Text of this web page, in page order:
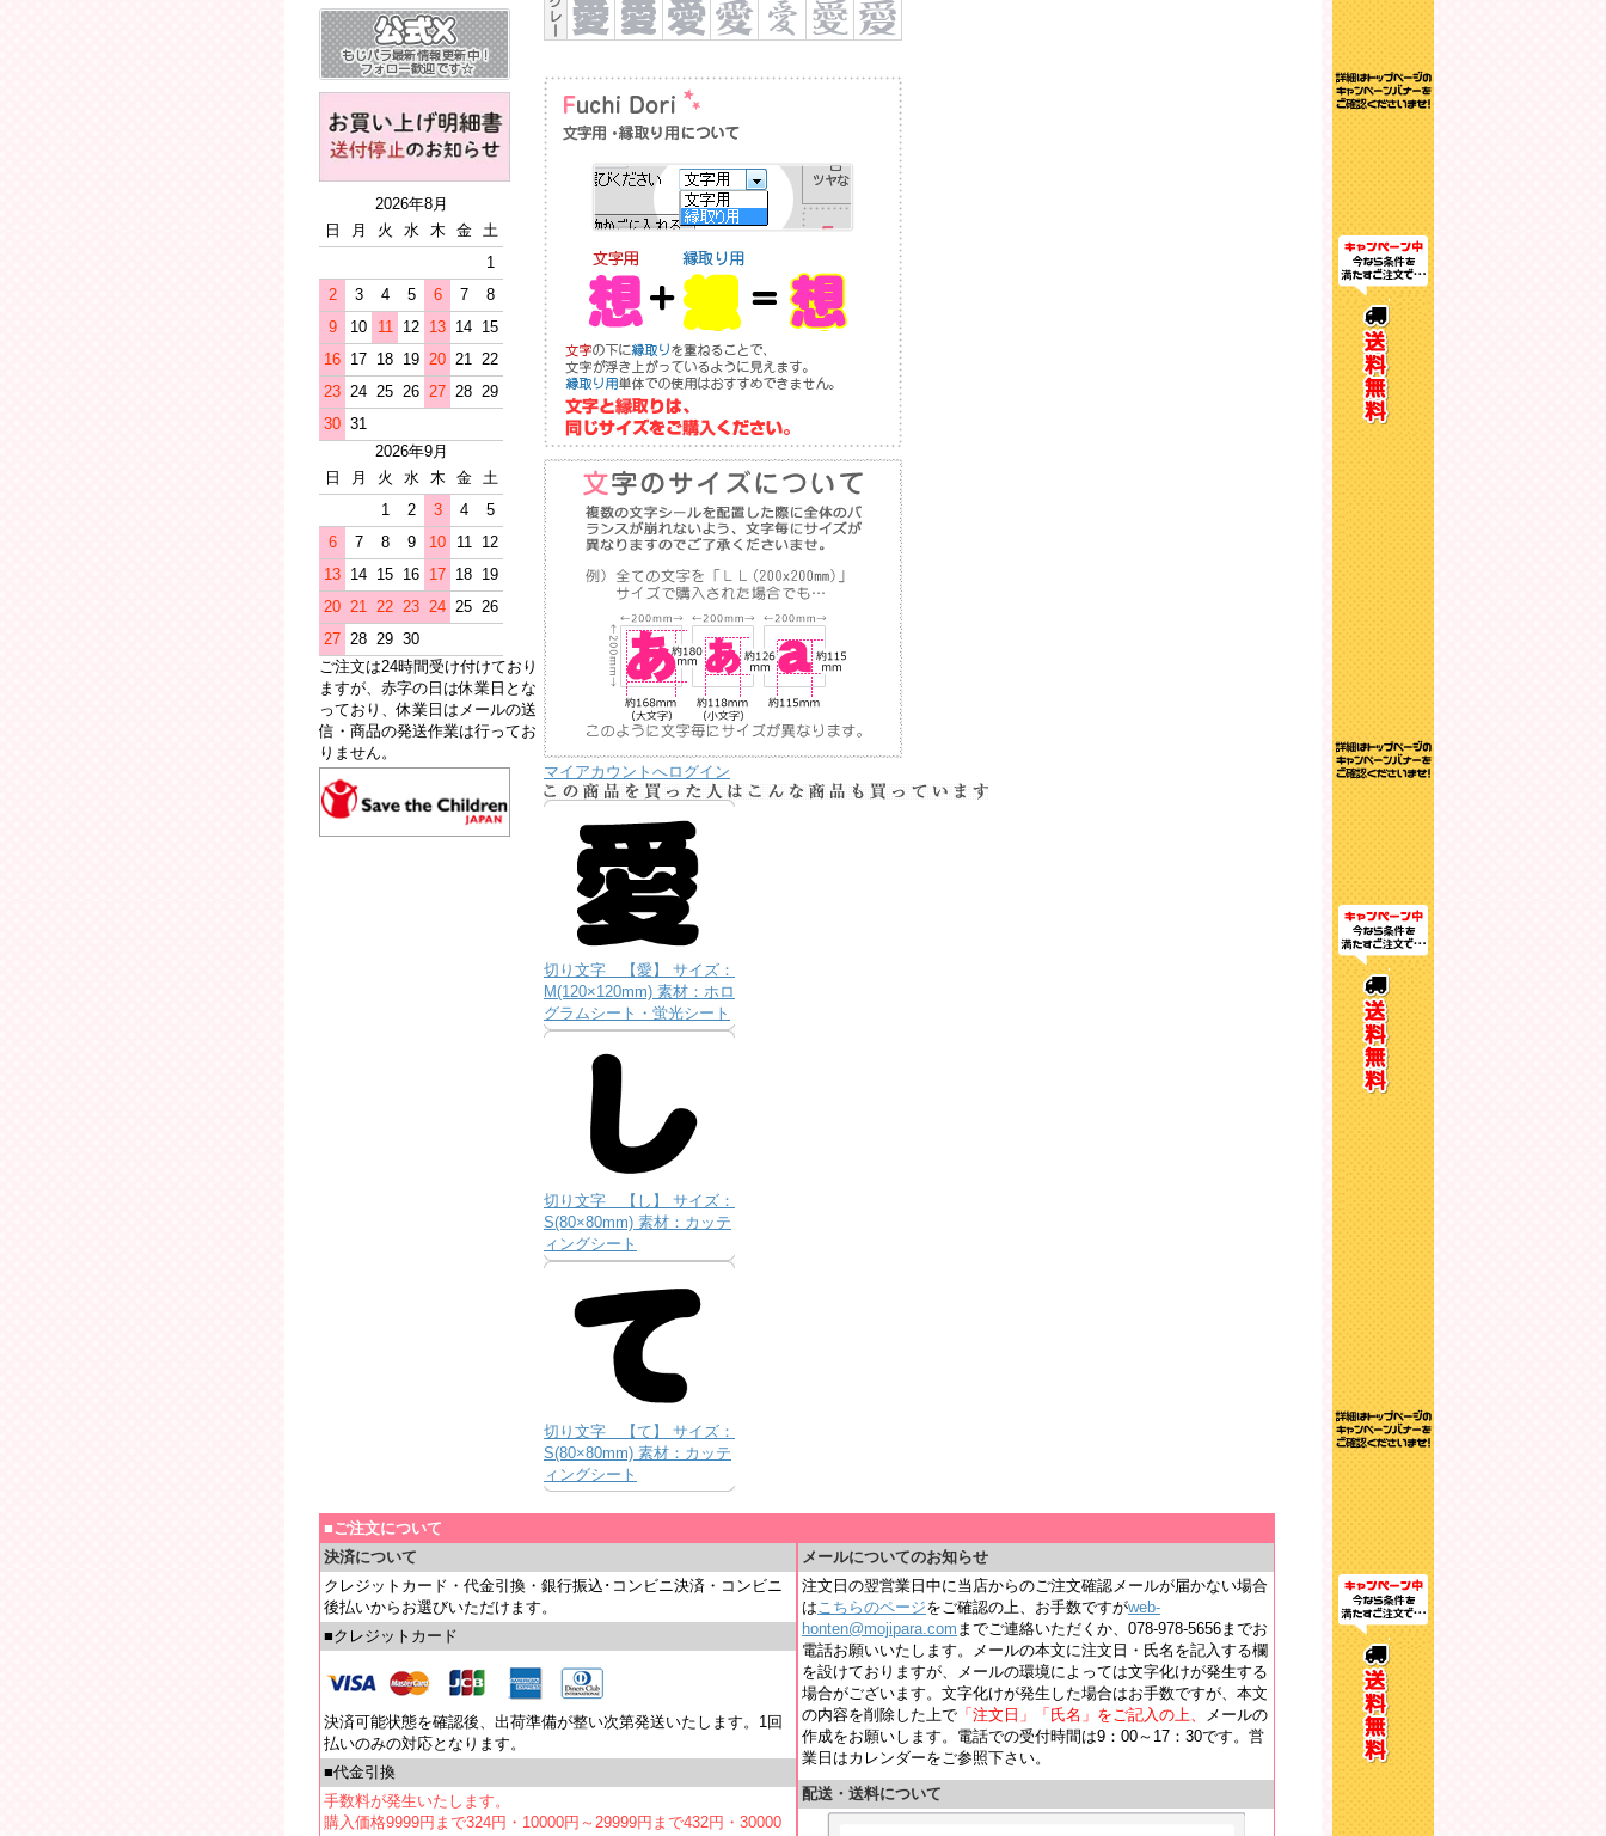
2026年8月
日
月 火 水 木 金
土
1
2
3 4 5 6 7
8
9
10 11 12 13 14 15
16 17 18 19 20 21 22
23 24 25 26 27 28 29
30 31
2026年9月
日
月 火 水 木 金
土
1
2 3 4
5
6
7 8 9 10 11
12
13 14 15 16 17 18 19
20 21 22 23 24 25 26
27 28 29 30
ご注文は24時間受け付けており
ますが、赤字の日は休業日とな
っており、休業日はメールの送
信・商品の発送作業は行ってお
りません。
マイアカウントへログイン
切り文字 【愛】 サイズ：
M(120×120mm) 素材：ホロ
グラムシート・蛍光シート
切り文字 【し】 サイズ：
S(80×80mm) 素材：カッテ
ィングシート
切り文字 【て】 サイズ：
S(80×80mm) 素材：カッテ
ィングシート
■ご注文について
決済について
クレジットカード・代金引換・銀行振込･コンビニ決済・コンビニ
後払いからお選びいただけます。
■クレジットカード
決済可能状態を確認後、出荷準備が整い次第発送いたします。1回
払いのみの対応となります。
■代金引換
手数料が発生いたします。
購入価格9999円まで324円・10000円～29999円まで432円・30000
メールについてのお知らせ
注文日の翌営業日中に当店からのご注文確認メールが届かない場合
はこちらのページをご確認の上、お手数ですがweb-
honten@mojipara.com までご連絡いただくか、078-978-5656までお
電話お願いいたします。メールの本文に注文日・氏名を記入する欄
を設けておりますが、メールの環境によっては文字化けが発生する
場合がございます。文字化けが発生した場合はお手数ですが、本文
の内容を削除した上で 「注文日」「氏名」をご記入の上、
メールの
作成をお願いします。電話での受付時間は9：00～17：30です。営
業日はカレンダーをご参照下さい。
配送・送料について